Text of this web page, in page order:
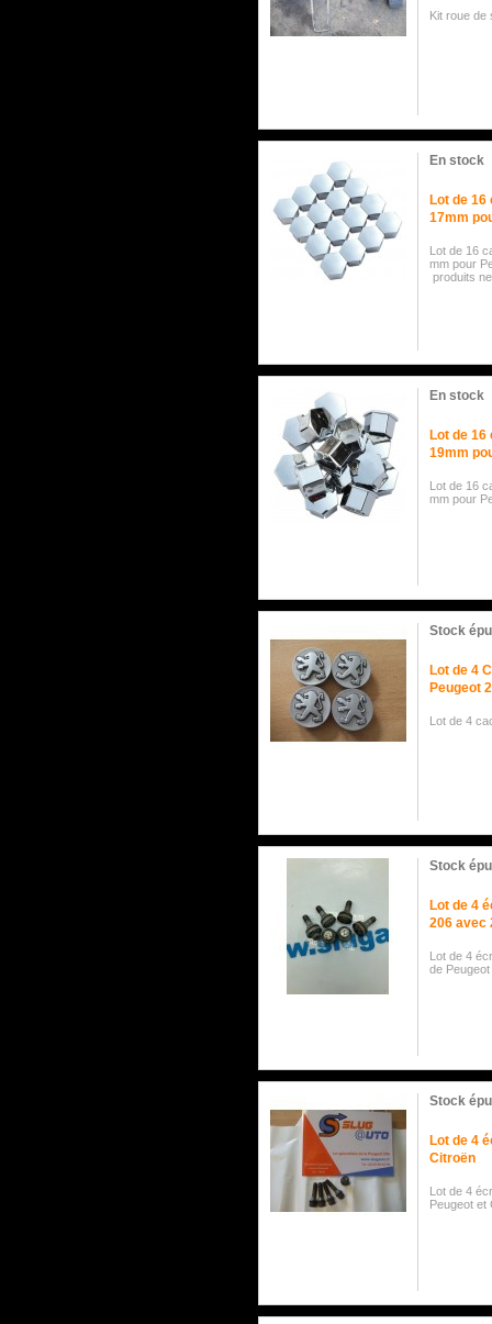
Kit roue de
En stock
Lot de
17mm
Lot de 16
mm pour
produits
En stock
Lot de
19mm
Lot de 16
mm pour
Stock
Lot de 4
Peugeot
Lot de 4
Stock
Lot de 4
206 avec
Lot de 4
de Peugeot
Stock
Lot de 4
Citroën
Lot de 4
Peugeot et